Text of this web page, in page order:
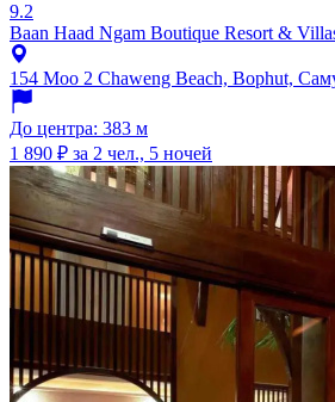
9.2
Baan Haad Ngam Boutique Resort &
154 Moo 2 Chaweng Beach, Bophut,
До центра: 383 м
1 890 ₽ за 2 чел., 5 ночей